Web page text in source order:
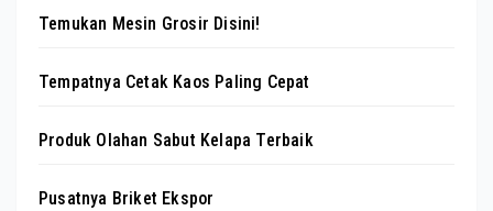
Temukan Mesin Grosir Disini!
Tempatnya Cetak Kaos Paling Cepat
Produk Olahan Sabut Kelapa Terbaik
Pusatnya Briket Ekspor